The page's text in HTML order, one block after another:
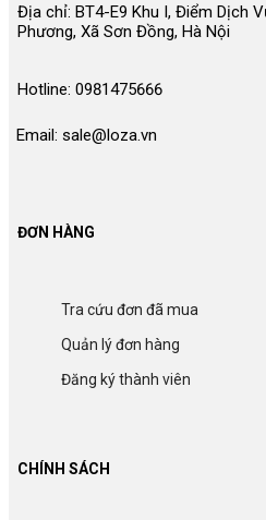
CHÍNH SÁCH
Địa chỉ: BT4-E9 Khu I, Điểm Dịch
Phương, Xã Sơn Đồng, Hà Nội
Hotline: 0981475666
Email: sale@loza.vn
ĐƠN HÀNG
Tra cứu đơn đã mua
Quản lý đơn hàng
Đăng ký thành viên